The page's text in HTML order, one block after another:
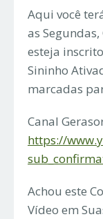
Aqui você
as
esteja
Sininho
marcadas
Canal
https://
Achou este
Vídeo em